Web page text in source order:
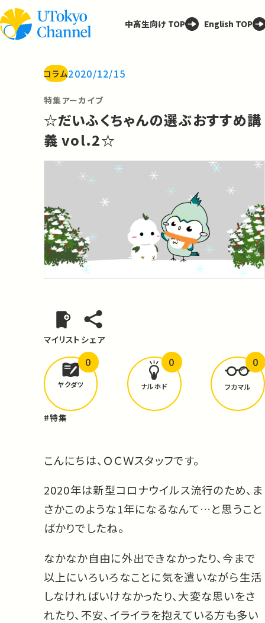
中高生向け TOP English TOP
コラム2020/12/15
特集アーカイブ
☆だいふくちゃんの選ぶおすすめ講
義 vol.2☆
マイリスト シェア
どんな学びがありましたか？
ヤクダツ
0
ナルホド
0
フカマル
0
#特集
こんにちは、ＯＣＷスタッフです。
2020年は新型コロナウイルス流行のため、ま
さかこのような1年になるなんて…と思うこと
ばかりでしたね。
なかなか自由に外出できなかったり、今まで
以上にいろいろなことに気を遣いながら生活
しなければいけなかったり、大変な思いをさ
れたり、不安、イライラを抱えている方も多い